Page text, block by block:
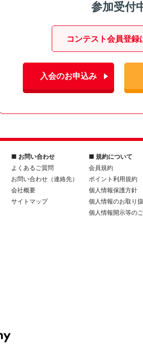
参加受付
コンテスト会員登録
入会のお申込み
■ お問い合わせ
よくあるご質問
お問い合わせ（連絡先）
会社概要
サイトマップ
■ 規約について
会員規約
ポイント利用規約
個人情報保護方針
個人情報のお取り
個人情報開示等の